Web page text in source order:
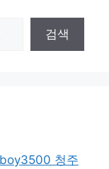
검색
청주